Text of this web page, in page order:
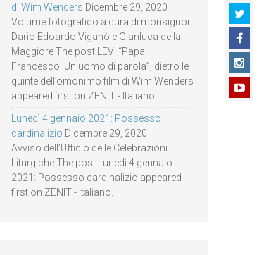
di Wim Wenders Dicembre 29, 2020
Volume fotografico a cura di monsignor
Dario Edoardo Viganò e Gianluca della
Maggiore The post LEV: “Papa
Francesco. Un uomo di parola”, dietro le
quinte dell’omonimo film di Wim Wenders
appeared first on ZENIT - Italiano.
Lunedì 4 gennaio 2021: Possesso
cardinalizio Dicembre 29, 2020
Avviso dell’Ufficio delle Celebrazioni
Liturgiche The post Lunedì 4 gennaio
2021: Possesso cardinalizio appeared
first on ZENIT - Italiano.